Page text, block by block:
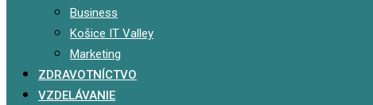
Business
Košice IT Valley
Marketing
ZDRAVOTNÍCTVO
VZDELÁVANIE